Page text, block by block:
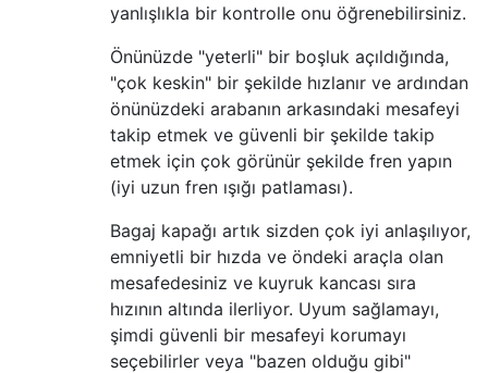
yanlışlıkla bir kontrolle onu öğrenebilirsiniz.
Önünüzde "yeterli" bir boşluk açıldığında,
"çok keskin" bir şekilde hızlanır ve ardından
önünüzdeki arabanın arkasındaki mesafeyi
takip etmek ve güvenli bir şekilde takip
etmek için çok görünür şekilde fren yapın
(iyi uzun fren ışığı patlaması).
Bagaj kapağı artık sizden çok iyi anlaşılıyor,
emniyetli bir hızda ve öndeki araçla olan
mesafedesiniz ve kuyruk kancası sıra
hızının altında ilerliyor. Uyum sağlamayı,
şimdi güvenli bir mesafeyi korumayı
seçebilirler veya "bazen olduğu gibi"